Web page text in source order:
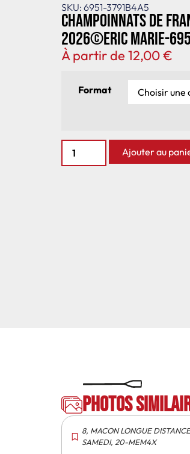
SKU: 6951-3791B4A5
Champoinnats de
2026©Eric Marie-
À partir de 12,00€
Format
Ajouter au
Photos
8, MACON LONGUE DISTANCE
SAMEDI, 20-MEM4X